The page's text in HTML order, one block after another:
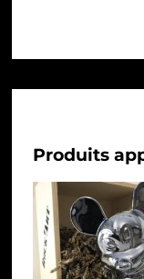
Produits